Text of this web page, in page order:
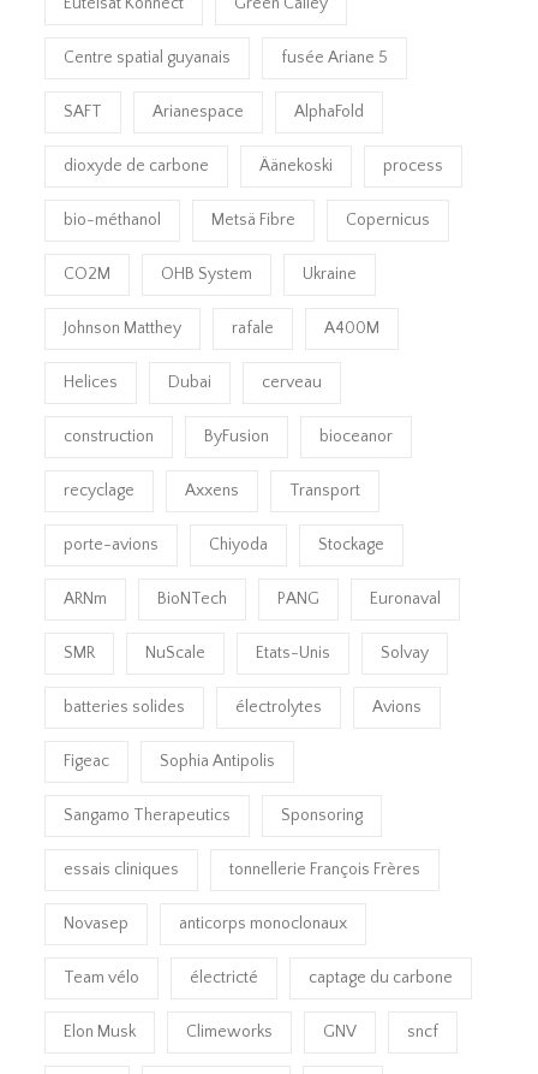
Centre spatial guyanais fusée Ariane 5
SAFT Arianespace AlphaFold
dioxyde de carbone Äänekoski process
bio-méthanol Metsä Fibre Copernicus
CO2M OHB System Ukraine
Johnson Matthey rafale A400M
Helices Dubai cerveau
construction ByFusion bioceanor
recyclage Axxens Transport
porte-avions Chiyoda Stockage
ARNm BioNTech PANG Euronaval
SMR NuScale Etats-Unis Solvay
batteries solides électrolytes Avions
Figeac Sophia Antipolis
Sangamo Therapeutics Sponsoring
essais cliniques tonnellerie François Frères
Novasep anticorps monoclonaux
Team vélo électricté captage du carbone
Elon Musk Climeworks GNV sncf